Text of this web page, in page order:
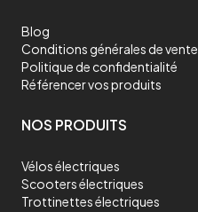
Blog
Conditions générales de vente
Politique de confidentialité
Référencer vos produits
NOS PRODUITS
Vélos électriques
Scooters électriques
Trottinettes électriques